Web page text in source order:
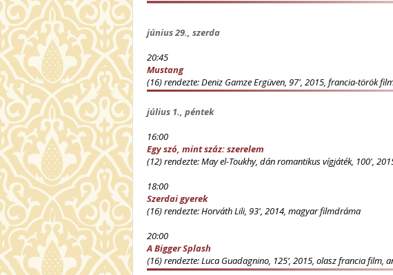
június 29., szerda
20:45
Mustang
(16) rendezte: Deniz Gamze Ergüven, 97', 2015, francia-török
július 1., péntek
16:00
Egy szó, mint száz: szerelem
(12) rendezte: May el-Toukhy, dán romantikus vígjáték, 100',
18:00
Szerdai gyerek
(16) rendezte: Horváth Lili, 93', 2014, magyar filmdráma
20:00
A Bigger Splash
(16) rendezte: Luca Guadagnino, 125’, 2015, olasz francia film,